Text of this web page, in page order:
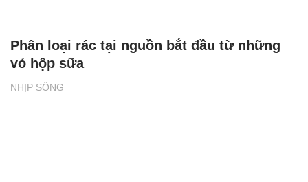
NHỊP SỐNG
Phân loại rác tại nguồn bắt đầu từ những
vỏ hộp sữa